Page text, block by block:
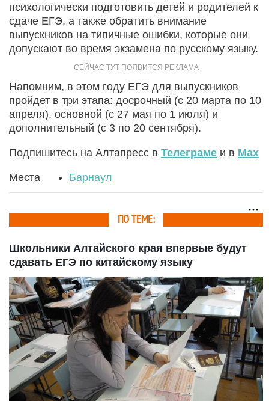
психологически подготовить детей и родителей к
сдаче ЕГЭ, а также обратить внимание
выпускников на типичные ошибки, которые они
допускают во время экзамена по русскому языку.
Напомним, в этом году ЕГЭ для выпускников
пройдет в три этапа: досрочный (с 20 марта по 10
апреля), основной (с 27 мая по 1 июля) и
дополнительный (с 3 по 20 сентября).
Подпишитесь на Алтапресс в Телеграме и в Max
Места Барнаул
ПО ТЕМЕ:
Школьники Алтайского края впервые будут
сдавать ЕГЭ по китайскому языку